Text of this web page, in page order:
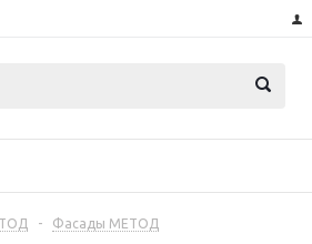
- Фасады МЕТОД